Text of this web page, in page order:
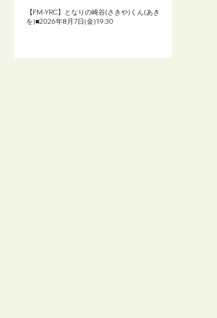
【FM-YRC】となりの崎谷(さきや)くん(あき
を)■2026年8月7日(金)19:30